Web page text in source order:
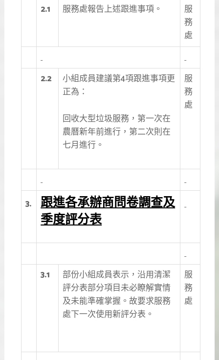
2.1 服務處報告上述跟進事項。
服
務
處
2.2
小組成員建議第4項跟進事項更
正為：
回收大型垃圾服務，第一次在
農曆新年前進行，第二次則在
七月進行。
服
務
處
3.
跟進各承辦商問卷調查及
季度評分表
3.1
部份小組成員表示，沿用清潔
評分表部分項目未必瞭解實情
及未能準確掌握。故要求服務
處下一次使用新評分表。
服
務
處